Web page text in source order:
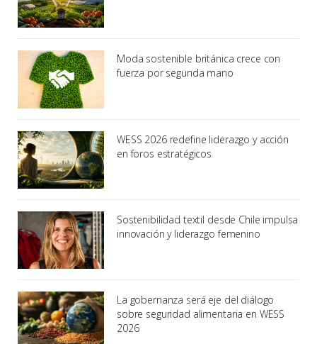
Moda sostenible británica crece con
fuerza por segunda mano
WESS 2026 redefine liderazgo y acción
en foros estratégicos
Sostenibilidad textil desde Chile impulsa
innovación y liderazgo femenino
La gobernanza será eje del diálogo
sobre seguridad alimentaria en WESS
2026